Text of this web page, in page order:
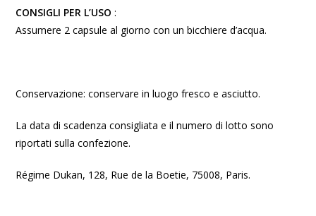
CONSIGLI PER L’USO :
Assumere 2 capsule al giorno con un bicchiere d’acqua.
Conservazione: conservare in luogo fresco e asciutto.
La data di scadenza consigliata e il numero di lotto sono
riportati sulla confezione.
Régime Dukan, 128, Rue de la Boetie, 75008, Paris.